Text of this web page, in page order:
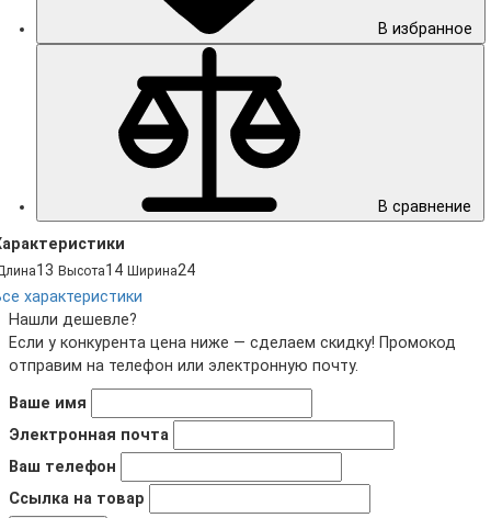
В избранное
В сравнение
13 Высота14 Ширина24
характеристики
Нашли дешевле?
Если у конкурента цена ниже — сделаем скидку! Промокод
отправим на телефон или электронную почту.
Ваше имя
Электронная почта
Ваш телефон
Ссылка на товар